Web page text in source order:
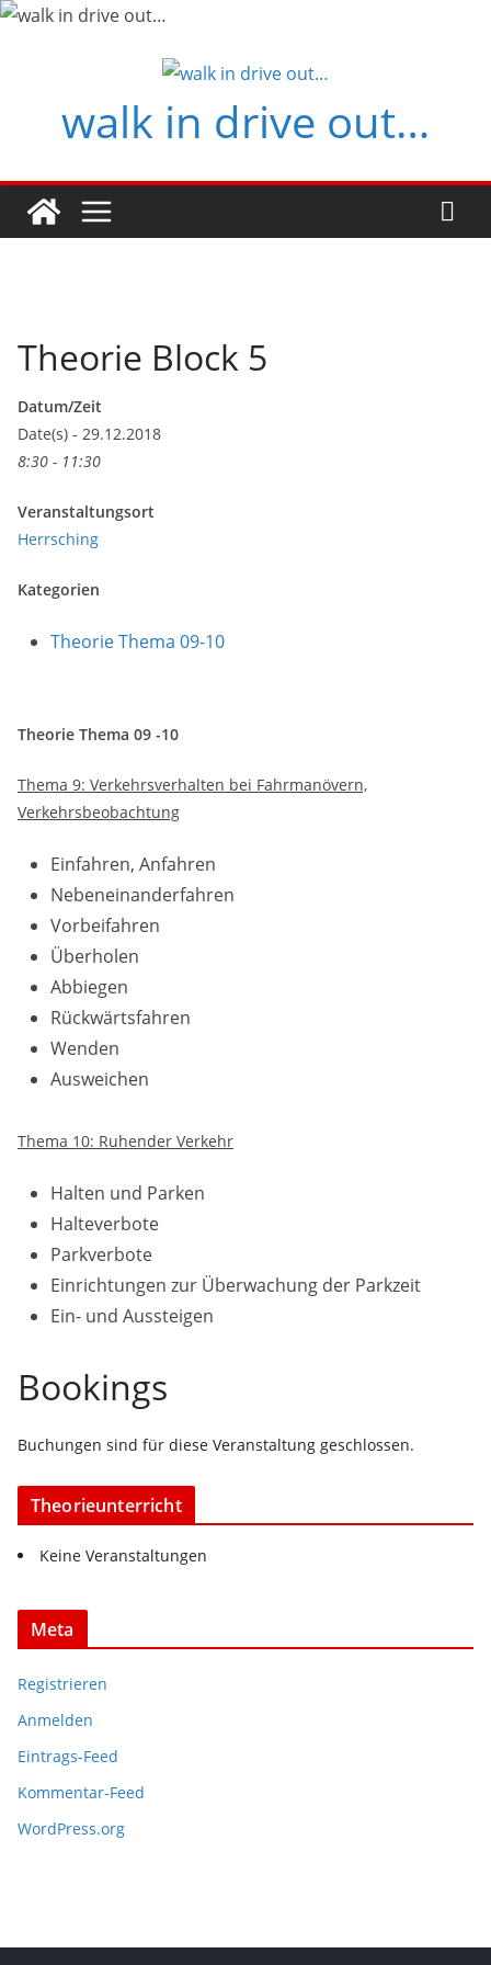
Zum
walk in drive out…
Theorie Block 5
Datum/Zeit
Date(s) - 29.12.2018
8:30 - 11:30
Veranstaltungsort
Herrsching
Kategorien
Theorie Thema 09-10
Theorie Thema 09 -10
Thema 9: Verkehrsverhalten bei Fahrmanövern,
Verkehrsbeobachtung
Einfahren, Anfahren
Nebeneinanderfahren
Vorbeifahren
Überholen
Abbiegen
Rückwärtsfahren
Wenden
Ausweichen
Thema 10: Ruhender Verkehr
Halten und Parken
Halteverbote
Parkverbote
Einrichtungen zur Überwachung der Parkzeit
Ein- und Aussteigen
Bookings
Buchungen sind für diese Veranstaltung geschlossen.
Theorieunterricht
Keine Veranstaltungen
Meta
Registrieren
Anmelden
Eintrags-Feed
Kommentar-Feed
WordPress.org